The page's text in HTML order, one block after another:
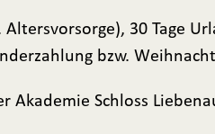
30 Tage
bzw.
Schloss